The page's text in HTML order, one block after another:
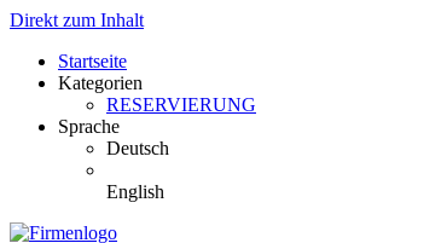
Direkt zum Inhalt
Startseite
Kategorien
RESERVIERUNG
Sprache
Deutsch
English